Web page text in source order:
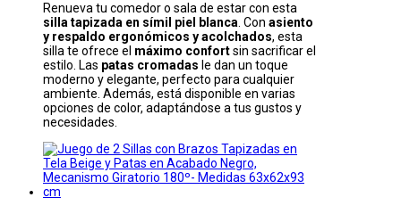
Renueva tu comedor o sala de estar con esta
silla tapizada en símil piel blanca . Con asiento
y respaldo ergonómicos y acolchados, esta
silla te ofrece el máximo confortsin sacrificar el
estilo. Las patas cromadas le dan un toque
moderno y elegante, perfecto para cualquier
ambiente. Además, está disponible en varias
opciones de color, adaptándose a tus gustos y
necesidades.